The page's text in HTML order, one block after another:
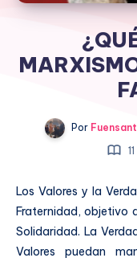
Por
Los Valores y la
Fraternidad, objetivo
Solidaridad. La
Valores puedan